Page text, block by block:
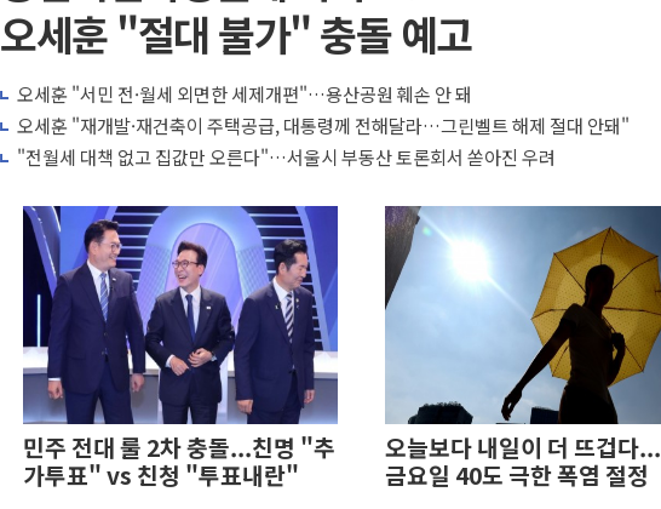
오세훈 "절대 불가" 충돌 예고
오세훈 "서민 전·월세 외면한 세제개편"…용산공원 훼손 안 돼
오세훈 "재개발·재건축이 주택공급, 대통령께 전해달라…그린벨트 해제 절대 안돼"
"전월세 대책 없고 집값만 오른다"…서울시 부동산 토론회서 쏟아진 우려
민주 전대 룰 2차 충돌...친명 "추
가투표" vs 친청 "투표내란"
오늘보다 내일이 더 뜨겁다...
금요일 40도 극한 폭염 절정